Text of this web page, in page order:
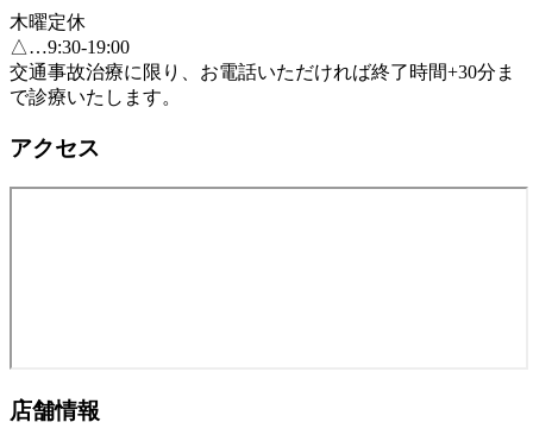
木曜定休
△…9:30-19:00
交通事故治療に限り、お電話いただければ終了時間+30分ま
で診療いたします。
アクセス
店舗情報